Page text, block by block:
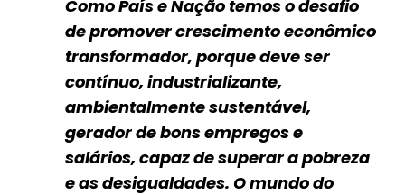
Como País e Nação temos o desafio
de promover crescimento econômico
transformador, porque deve ser
contínuo, industrializante,
ambientalmente sustentável,
gerador de bons empregos e
salários, capaz de superar a pobreza
e as desigualdades. O mundo do